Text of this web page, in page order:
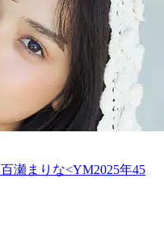
瀬まりな<YM2025年45